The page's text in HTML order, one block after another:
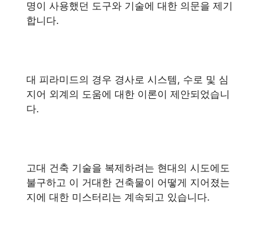
명이 사용했던 도구와 기술에 대한 의문을 제기
합니다.
대 피라미드의 경우 경사로 시스템, 수로 및 심
지어 외계의 도움에 대한 이론이 제안되었습니
다.
고대 건축 기술을 복제하려는 현대의 시도에도
불구하고 이 거대한 건축물이 어떻게 지어졌는
지에 대한 미스터리는 계속되고 있습니다.